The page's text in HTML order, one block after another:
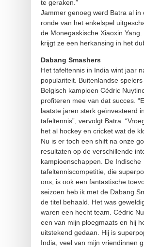
te geraken.”
Jammer genoeg werd Batra al in
ronde van het enkelspel
de Monegaskische Xiaoxin Yang.
krijgt ze een herkansing in het
Dabang Smashers
Het tafeltennis in India wint jaar
populariteit. Buitenlandse
Belgisch kampioen Cédric
profiteren mee van dat succes.
laatste jaren sterk geïnvesteerd in
tafeltennis”, vervolgt Batra.
het al hockey en cricket wat de
Nu is er toch een shift na onze
resultaten op de verschillende
kampioenschappen. De Indische
tafeltenniscompetitie, die
ons, is ook een fantastische
seizoen heb ik met de Dabang
de titel behaald. Het was
waren een hecht team. Cédric
een van mijn ploegmaats en hij
uitstekend gedaan. Hij is
India, veel van mijn vriendinnen